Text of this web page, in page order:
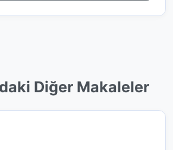
Diğer Makaleler